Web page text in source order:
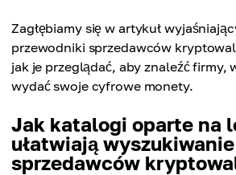
Zagłębiamy się w artykuł
przewodniki sprzedawców
jak je przeglądać, aby znaleźć firmy,
wydać swoje cyfrowe monety.
Jak katalogi oparte na
ułatwiają wyszukiwanie
sprzedawców